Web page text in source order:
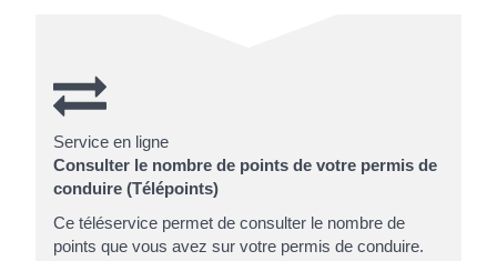
Service en ligne
Consulter le nombre de points de votre permis de
conduire (Télépoints)
Ce téléservice permet de consulter le nombre de
points que vous avez sur votre permis de conduire.